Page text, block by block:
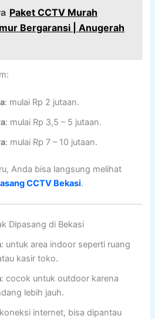
Paket CCTV Murah
Bergaransi | Anugerah
: mulai Rp 2 jutaan.
: mulai Rp 3,5 – 5 jutaan.
: mulai Rp 7 – 10 jutaan.
Anda bisa langsung melihat
CCTV Bekasi.
Dipasang di Bekasi
: untuk area indoor seperti ruang
kasir toko.
: cocok untuk outdoor karena
lebih jauh.
internet, bisa dipantau